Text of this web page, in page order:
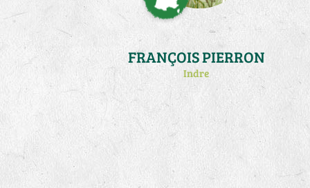
FRANÇOIS PIERRON
Indre